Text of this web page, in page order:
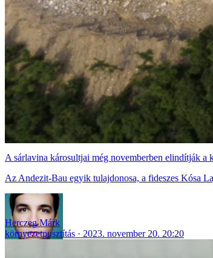
A sárlavina károsultjai még novemberben elindítják a
Az Andezit-Bau egyik tulajdonosa, a fideszes Kósa
Herczeg Márk
környezetpusztítás
2023. november 20. 20:20